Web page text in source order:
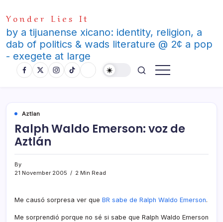
to
content
Yonder Lies It
by a tijuanense xicano: identity, religion, a
dab of politics & wads literature @ 2¢ a pop
- exegete at large
Aztlan
Ralph Waldo Emerson: voz de
Aztlán
By
21 November 2005
2 Min Read
Me causó sorpresa ver que BR sabe de Ralph Waldo Emerson.
Me sorprendió porque no sé si sabe que Ralph Waldo Emerson